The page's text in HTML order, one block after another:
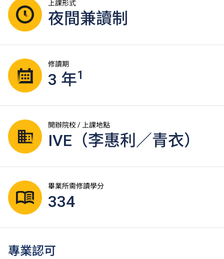
上課形式
夜間兼讀制
修讀期
3 年1
開辦院校 / 上課地點
IVE（李惠利／青衣）
畢業所需修讀學分
334
專業認可